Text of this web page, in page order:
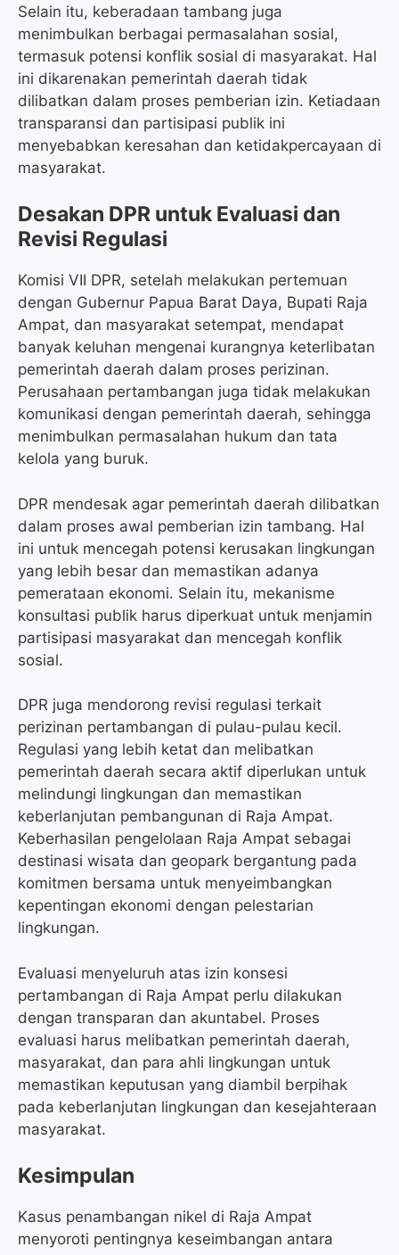
Selain itu, keberadaan tambang juga
menimbulkan berbagai permasalahan sosial,
termasuk potensi konflik sosial di masyarakat. Hal
ini dikarenakan pemerintah daerah tidak
dilibatkan dalam proses pemberian izin. Ketiadaan
transparansi dan partisipasi publik ini
menyebabkan keresahan dan ketidakpercayaan di
masyarakat.
Desakan DPR untuk Evaluasi dan
Revisi Regulasi
Komisi VII DPR, setelah melakukan pertemuan
dengan Gubernur Papua Barat Daya, Bupati Raja
Ampat, dan masyarakat setempat, mendapat
banyak keluhan mengenai kurangnya keterlibatan
pemerintah daerah dalam proses perizinan.
Perusahaan pertambangan juga tidak melakukan
komunikasi dengan pemerintah daerah, sehingga
menimbulkan permasalahan hukum dan tata
kelola yang buruk.
DPR mendesak agar pemerintah daerah dilibatkan
dalam proses awal pemberian izin tambang. Hal
ini untuk mencegah potensi kerusakan lingkungan
yang lebih besar dan memastikan adanya
pemerataan ekonomi. Selain itu, mekanisme
konsultasi publik harus diperkuat untuk menjamin
partisipasi masyarakat dan mencegah konflik
sosial.
DPR juga mendorong revisi regulasi terkait
perizinan pertambangan di pulau-pulau kecil.
Regulasi yang lebih ketat dan melibatkan
pemerintah daerah secara aktif diperlukan untuk
melindungi lingkungan dan memastikan
keberlanjutan pembangunan di Raja Ampat.
Keberhasilan pengelolaan Raja Ampat sebagai
destinasi wisata dan geopark bergantung pada
komitmen bersama untuk menyeimbangkan
kepentingan ekonomi dengan pelestarian
lingkungan.
Evaluasi menyeluruh atas izin konsesi
pertambangan di Raja Ampat perlu dilakukan
dengan transparan dan akuntabel. Proses
evaluasi harus melibatkan pemerintah daerah,
masyarakat, dan para ahli lingkungan untuk
memastikan keputusan yang diambil berpihak
pada keberlanjutan lingkungan dan kesejahteraan
masyarakat.
Kesimpulan
Kasus penambangan nikel di Raja Ampat
menyoroti pentingnya keseimbangan antara